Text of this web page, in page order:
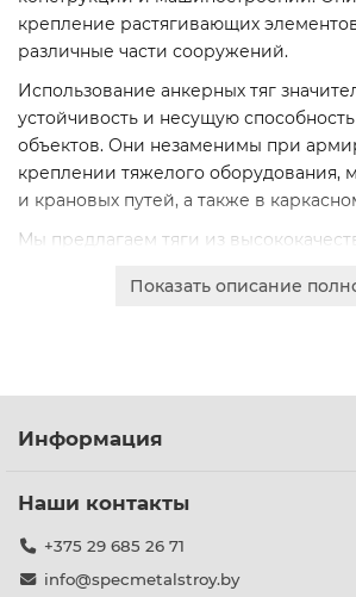
крепление растягивающих
различные части сооружений.
Использование анкерных тяг
устойчивость и несущую
объектов. Они незаменимы при
креплении тяжелого оборудования,
и крановых путей, а также в
Мы предлагаем тяги из
обладает повышенной коррозионной
AT-80-l, AT-90-l, ATл-40-l, ATл-50-l, ATл-
подобрать оптимальное решение для
Показать описание
Информация
Наши контакты
+375 29 685 26 71
info@specmetalstroy.by